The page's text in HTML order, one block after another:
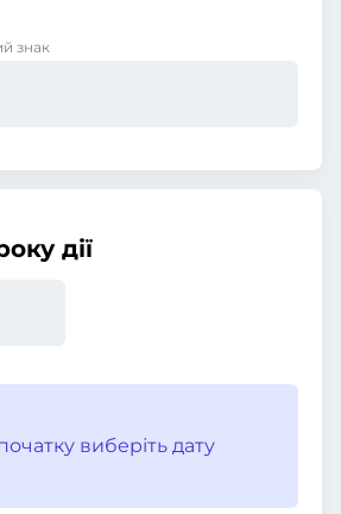
знак
дії
виберіть дату